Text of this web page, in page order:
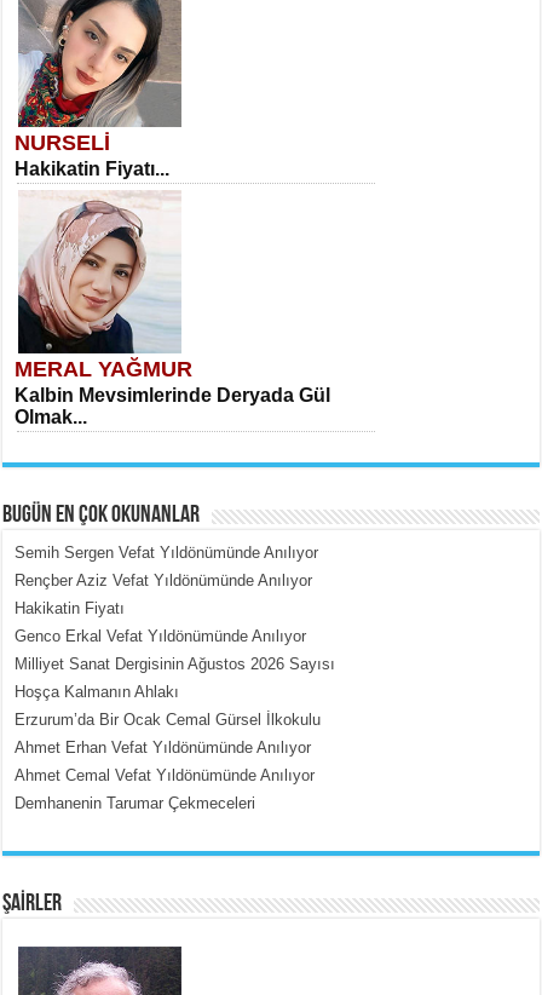
NURSELİ
Hakikatin Fiyatı...
MERAL YAĞMUR
Kalbin Mevsimlerinde Deryada Gül
Olmak...
MEHMET ÇOBAN
İçerdeki Put Dışardaki Maskeler...
BUGÜN EN ÇOK OKUNANLAR
Semih Sergen Vefat Yıldönümünde Anılıyor
Rençber Aziz Vefat Yıldönümünde Anılıyor
Hakikatin Fiyatı
Genco Erkal Vefat Yıldönümünde Anılıyor
Milliyet Sanat Dergisinin Ağustos 2026 Sayısı
Hoşça Kalmanın Ahlakı
Erzurum’da Bir Ocak Cemal Gürsel İlkokulu
Ahmet Erhan Vefat Yıldönümünde Anılıyor
Ahmet Cemal Vefat Yıldönümünde Anılıyor
Demhanenin Tarumar Çekmeceleri
ŞAİRLER